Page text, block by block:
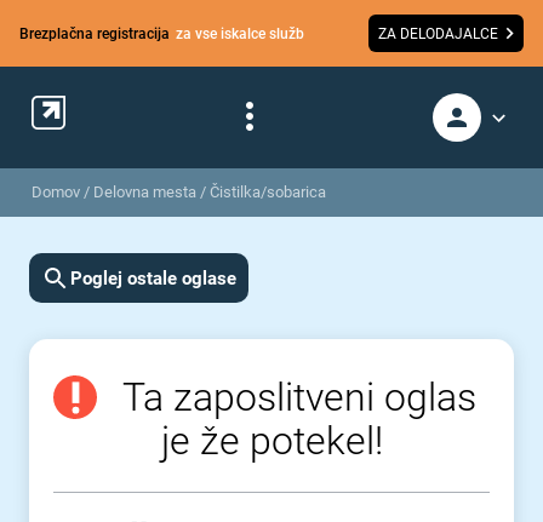
Brezplačna registracija za vse iskalce služb ZA DELODAJALCE
Domov / Delovna mesta / Čistilka/sobarica
Poglej ostale oglase
Ta zaposlitveni oglas
je že potekel!